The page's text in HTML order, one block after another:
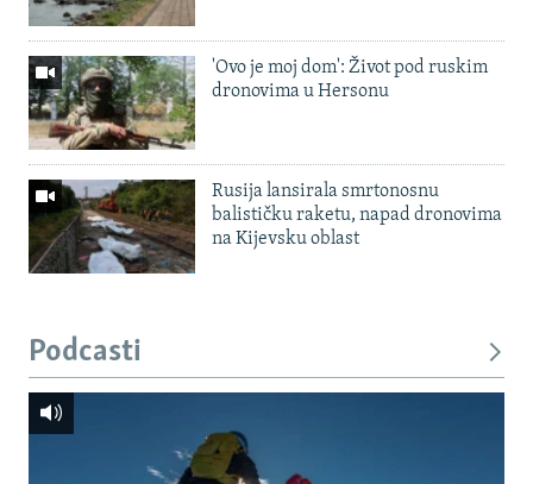
'Ovo je moj dom': Život pod ruskim
dronovima u Hersonu
Rusija lansirala smrtonosnu
balističku raketu, napad dronovima
na Kijevsku oblast
Podcasti